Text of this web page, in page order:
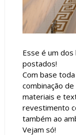
Esse é um dos
postados!
Com base
combinação
materiais e
revestimento
também ao
Vejam só!